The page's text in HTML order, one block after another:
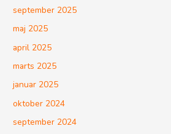
september 2025
maj 2025
april 2025
marts 2025
januar 2025
oktober 2024
september 2024